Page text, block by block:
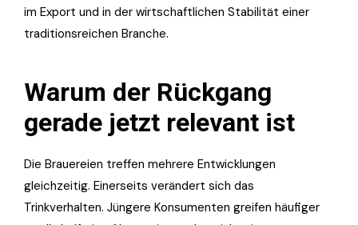
im Export und in der wirtschaftlichen Stabilität einer
traditionsreichen Branche.
Warum der Rückgang
gerade jetzt relevant ist
Die Brauereien treffen mehrere Entwicklungen
gleichzeitig. Einerseits verändert sich das
Trinkverhalten. Jüngere Konsumenten greifen häufiger